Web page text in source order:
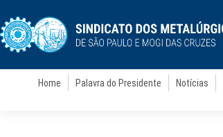
Home Palavra do Presidente Notícias